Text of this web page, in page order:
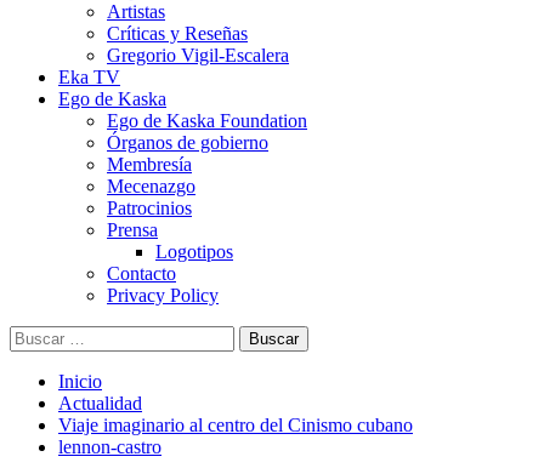
Artistas
Críticas y Reseñas
Gregorio Vigil-Escalera
Eka TV
Ego de Kaska
Ego de Kaska Foundation
Órganos de gobierno
Membresía
Mecenazgo
Patrocinios
Prensa
Logotipos
Contacto
Privacy Policy
Buscar:
Inicio
Actualidad
Viaje imaginario al centro del Cinismo cubano
lennon-castro